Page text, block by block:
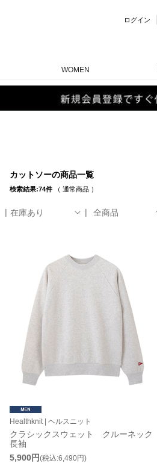
ログイン
WOMEN
カットソーの商品一覧
検索結果:74件（ 通常商品）
在庫あり 全商品
Healthknit | ヘルスニット
クラシックスウェット クルーネック
長袖
5,900円(税込:6,490円)